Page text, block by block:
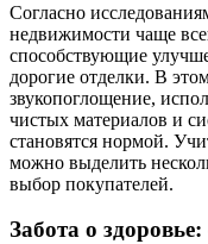
Согласно
недвижимости чаще
способствующие
дорогие отделки. В
звукопоглощение,
чистых материалов и
становятся нормой.
можно выделить
выбор покупателей.
Забота о